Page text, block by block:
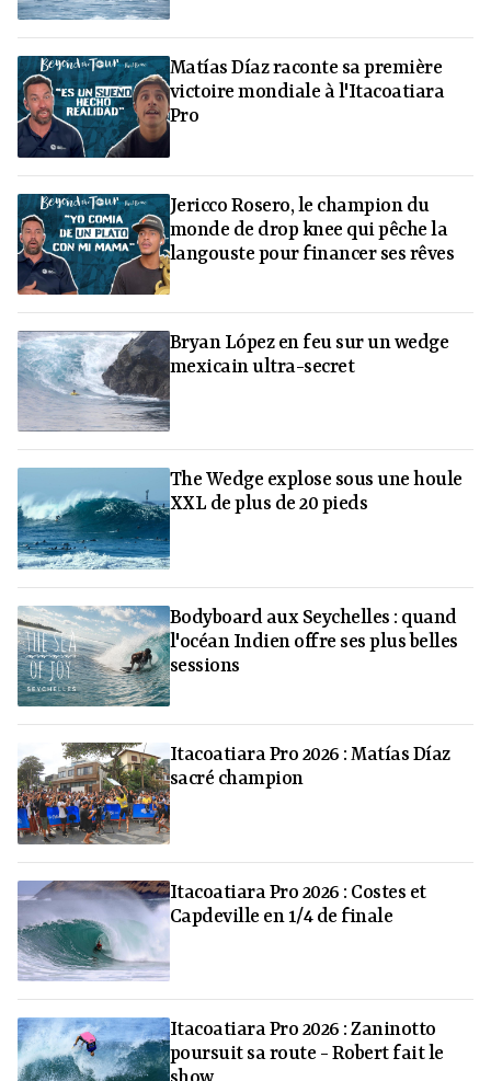
Matías Díaz raconte sa première
victoire mondiale à l'Itacoatiara
Pro
Jericco Rosero, le champion du
monde de drop knee qui pêche la
langouste pour financer ses rêves
Bryan López en feu sur un wedge
mexicain ultra-secret
The Wedge explose sous une houle
XXL de plus de 20 pieds
Bodyboard aux Seychelles : quand
l'océan Indien offre ses plus belles
sessions
Itacoatiara Pro 2026 : Matías Díaz
sacré champion
Itacoatiara Pro 2026 : Costes et
Capdeville en 1/4 de finale
Itacoatiara Pro 2026 : Zaninotto
poursuit sa route - Robert fait le